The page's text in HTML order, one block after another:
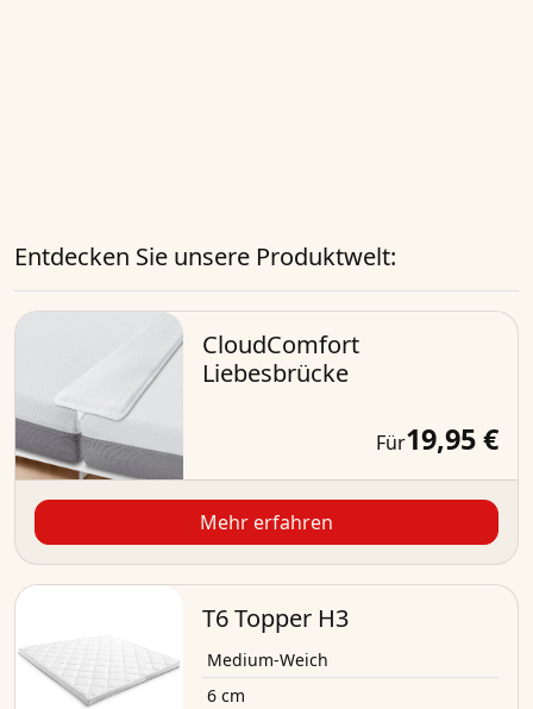
Entdecken Sie unsere Produktwelt:
CloudComfort
Liebesbrücke
Für19,95 €
Mehr erfahren
T6 Topper H3
Medium-Weich
6 cm